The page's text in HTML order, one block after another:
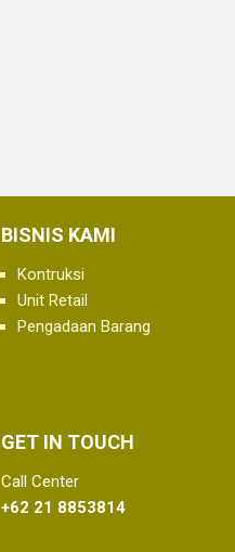
BISNIS KAMI
Kontruksi
Unit Retail
Pengadaan Barang
GET IN TOUCH
Call Center
+62 21 8853814